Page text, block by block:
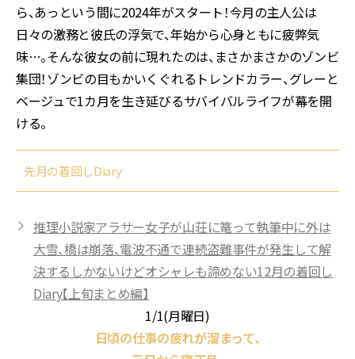
ら、あっという間に2024年がスタート！今月の主人公は
日々の激務と彼氏の浮気で、年始から心身ともに疲弊気
味…。そんな彼女の前に現れたのは、まさかまさかのゾンビ
集団！ゾンビの目もかいくぐれるトレンドカラー、グレーと
ベージュで1カ月を生き延びるサバイバルライフが幕を開
ける――。
先月の着回しDiary
推理小説家アラサー女子が山荘に篭って執筆中に外は
大雪、橋は崩落、電波不通で連続盗難事件が発生して解
決するしかないけどオシャレも諦めない12月の着回し
Diary【上旬まとめ編】
1/1(月曜日)
日頃の仕事の疲れが溜まって、